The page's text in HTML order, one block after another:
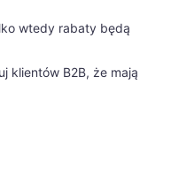
wtedy rabaty będą
klientów B2B, że mają